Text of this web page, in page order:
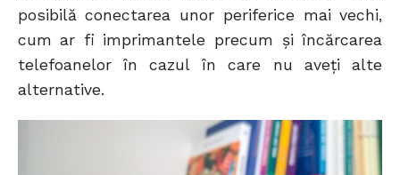
posibilă conectarea unor periferice mai vechi,
cum ar fi imprimantele precum și încărcarea
telefoanelor în cazul în care nu aveți alte
alternative.